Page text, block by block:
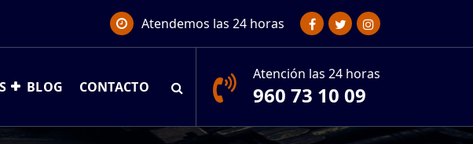
Atendemos las 24 horas
BLOG CONTACTO
Atención las 24 horas
960 73 10 09